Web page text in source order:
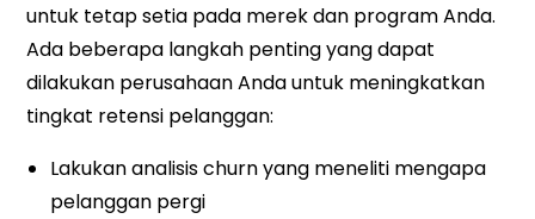
untuk tetap setia pada merek dan program Anda.
Ada beberapa langkah penting yang dapat
dilakukan perusahaan Anda untuk meningkatkan
tingkat retensi pelanggan:
Lakukan analisis churn yang meneliti mengapa
pelanggan pergi